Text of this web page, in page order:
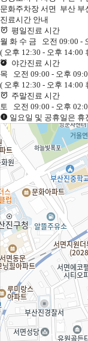
문화주차장 서면 부산 부
진료시간 안내
평일진료 시간
월 화 수 금 오전 09:00 -
( 오후 12:30 - 오후 14:00
야간진료 시간
목 오전 09:00 - 오후
( 오후 12:30 - 오후 14:00
주말진료 시간
토 오전 09:00 - 오후
일요일 및 공휴일은 휴